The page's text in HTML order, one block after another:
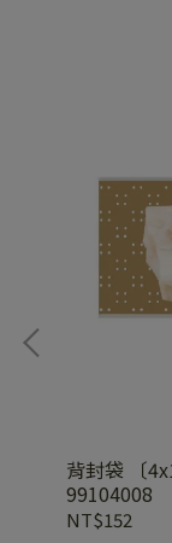
背封袋 〔
99104008
NT$152